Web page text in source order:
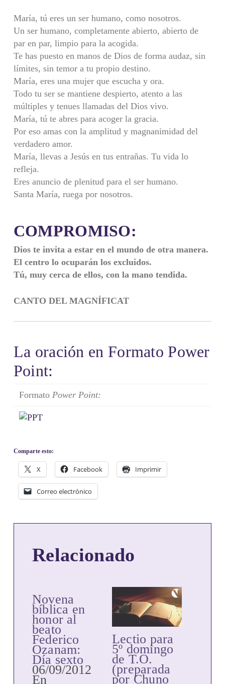
María, tú eres un ser humano, como nosotros.
Un ser humano, completamente abierto, abierto de
par en par, limpio para la acogida.
Te has puesto en manos de Dios de forma audaz, sin
límites, sin temor a tu propio destino.
María, eres una mujer que escucha y ora.
Todo tu ser se mantiene despierto, atento a las
múltiples y tenues llamadas del Dios vivo.
María, tú te abres para acoger la gracia.
Por eso amas con la amplitud y magnanimidad del
verdadero amor.
María, llevas a Jesús en tus entrañas. Tu vida lo
refleja.
Eres anuncio de plenitud para el ser humano.
Santa María, ruega por nosotros.
COMPROMISO:
Dios te invita a estar en el mundo de otra manera.
El centro lo ocuparán los excluidos.
Tú, muy cerca de ellos, con la mano tendida.
CANTO DEL MAGNÍFICAT
La oración en Formato Power
Point:
Formato Power Point:
Comparte esto:
X Facebook Imprimir
Correo electrónico
Relacionado
Novena
bíblica en
honor al
beato
Federico
Ozanam:
Día sexto
06/09/2012
En
Lectio para
5º domingo
de T.O.
(preparada
por Chuno